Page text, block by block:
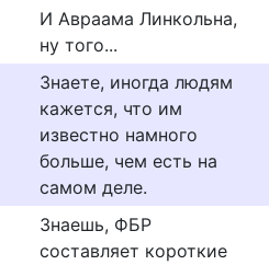
И Авраама Линкольна,
ну того...
Знаете, иногда людям
кажется, что им
известно намного
больше, чем есть на
самом деле.
Знаешь, ФБР
составляет короткие